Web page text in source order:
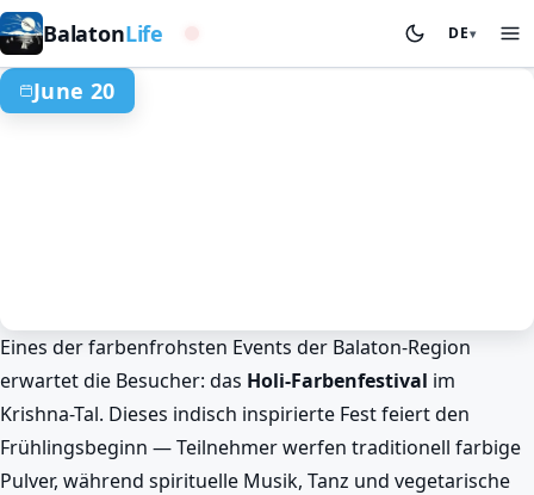
BalatonLife DE▾
June 20
Balaton-Holi-Farbenexplosion im
Krishna-Tal
Jun 20. · 11:00–17:00
Eines der farbenfrohsten Events der Balaton-Region
erwartet die Besucher: das Holi-Farbenfestival im
Krishna-Tal. Dieses indisch inspirierte Fest feiert den
Frühlingsbeginn — Teilnehmer werfen traditionell farbige
Pulver, während spirituelle Musik, Tanz und vegetarische